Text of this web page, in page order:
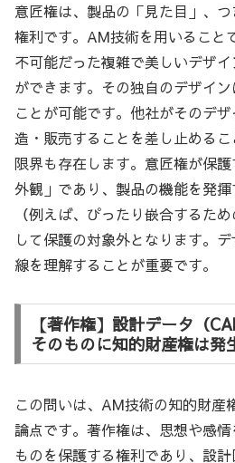
意匠権は、製品の「見た目」、
権利です。AM技術を用いること
不可能だった複雑で美しいデザ
ができます。その独自のデザイ
ことが可能です。他社がそのデ
造・販売することを差し止めるこ
限界も存在します。意匠権が保
外観」であり、製品の機能を発
（例えば、ぴったり嵌合するた
して保護の対象外となります。
線を理解することが重要です。
【著作権】設計データ（
そのものに知的財産権は発
この問いは、AM技術の知的財産
論点です。著作権は、思想や感
ものを保護する権利であり、設